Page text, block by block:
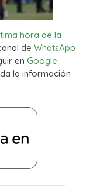
hora de la
de WhatsApp
en Google
la información